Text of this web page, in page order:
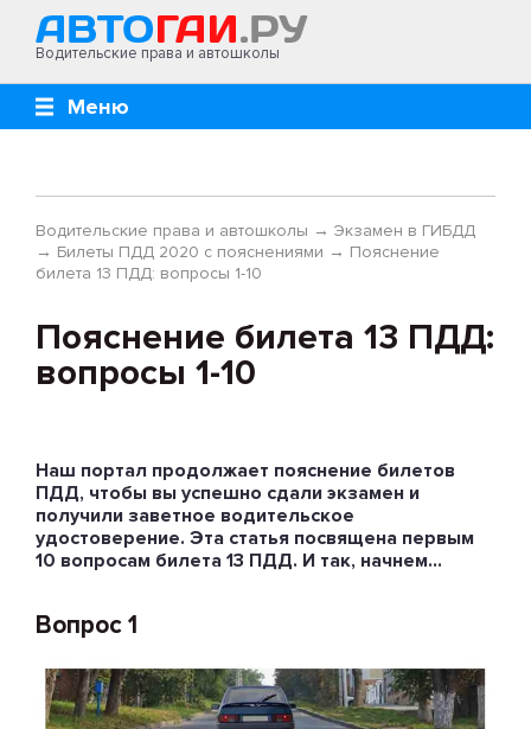
Водительские права и автошколы
Меню
Водительские права и автошколы → Экзамен в ГИБДД
→ Билеты ПДД 2020 с пояснениями → Пояснение
билета 13 ПДД: вопросы 1-10
Пояснение билета 13 ПДД:
вопросы 1-10
Наш портал продолжает пояснение билетов
ПДД, чтобы вы успешно сдали экзамен и
получили заветное водительское
удостоверение. Эта статья посвящена первым
10 вопросам билета 13 ПДД. И так, начнем…
Вопрос 1